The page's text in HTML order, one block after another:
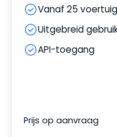
Vanaf 25
Uitgebreid
API-toegang
Prijs op aanvraag